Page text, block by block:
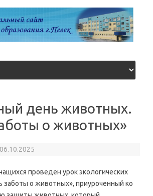
день животных.
о животных»
06.10.2025
проведен урок экологических
заботы о животных», приуроченный ко